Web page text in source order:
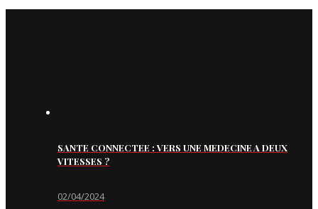
SANTE CONNECTEE : VERS UNE MEDECINE A DEUX
VITESSES ?
02/04/2024